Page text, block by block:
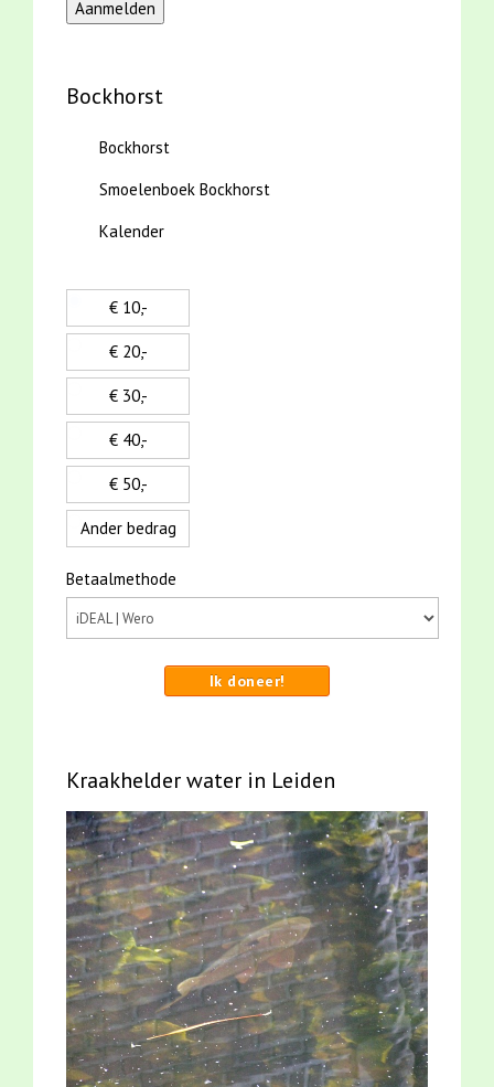
Bockhorst
Bockhorst
Smoelenboek Bockhorst
Kalender
€ 10,-
€ 20,-
€ 30,-
€ 40,-
€ 50,-
Ander bedrag
Betaalmethode
Ik doneer!
Kraakhelder water in Leiden